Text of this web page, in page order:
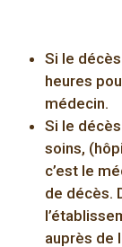
Si le
heures
médecin.
Si le
soins,
c’est le
de décès.
auprès de